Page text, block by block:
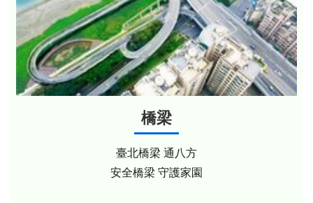
橋梁
臺北橋梁 通八方
安全橋梁 守護家園